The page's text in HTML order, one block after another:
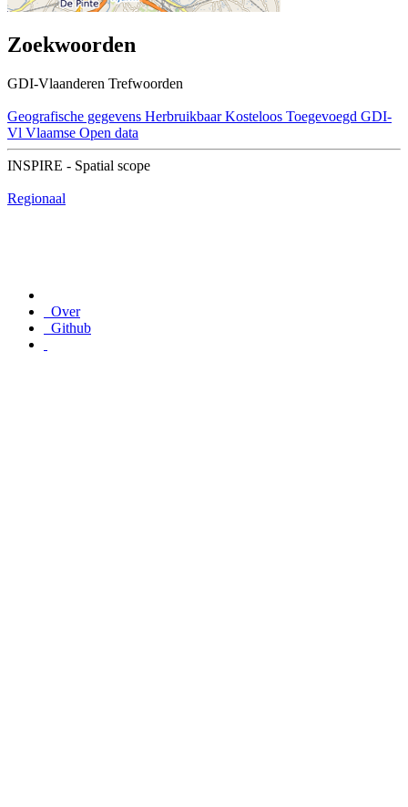
Zoekwoorden
GDI-Vlaanderen Trefwoorden
Geografische gegevens Herbruikbaar Kosteloos Toegevoegd GDI-
Vl Vlaamse Open data
INSPIRE - Spatial scope
Regionaal
Over
Github